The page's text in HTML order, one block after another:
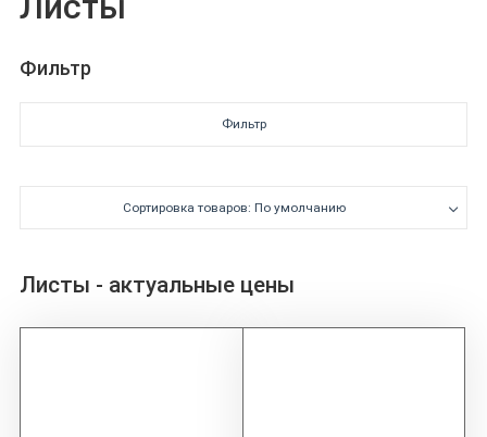
Фильтр
Фильтр
Сортировка товаров: По умолчанию
Листы - актуальные цены